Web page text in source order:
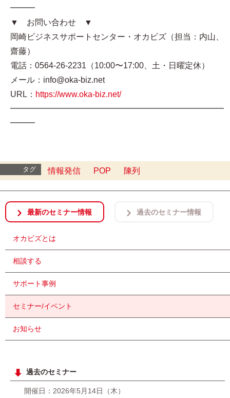
━━━
▼ お問い合わせ ▼
岡崎ビジネスサポートセンター・オカビズ（担当：内山、
齋藤）
電話：0564-26-2231（10:00〜17:00、土・日曜定休）
メール：info@oka-biz.net
URL： https://www.oka-biz.net/
━━━━━━━━━━━━━━━━━━━━━━━━━━
━━━
タグ 情報発信 POP 陳列
最新のセミナー情報 過去のセミナー情報
オカビズとは
相談する
サポート事例
セミナー/イベント
お知らせ
過去のセミナー
開催日：2026年5月14日（木）